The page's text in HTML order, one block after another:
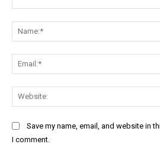
Save my name, email, and website in
I comment.